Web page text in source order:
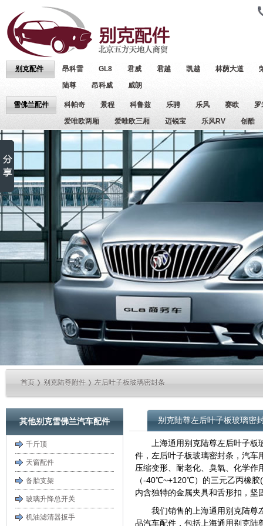
别克配件 昂科雷 GL8 君威 君越 凯越 林荫大道
陆尊
昂科威 威朗
雪佛兰配件 科帕奇 景程 科鲁兹 乐骋 乐风 赛欧
爱唯欧两厢
爱唯欧三厢 迈锐宝 乐风RV 创酷
首页 别克陆尊附件 左后叶子板玻璃密封条
其他别克雪佛兰汽车配件
千斤顶
天窗配件
备胎支架
玻璃升降总开关
机油滤清器扳手
别克陆尊左后叶子板玻璃密
上海通用别克陆尊左后叶子
件，左后叶子板玻璃密封条，汽车
压缩变形、耐老化、臭氧、化学作
（-40℃~+120℃）的三元乙丙橡
内含独特的金属夹具和舌形扣，坚
我们销售的上海通用别克陆尊
品汽车配件，包括上海通用别克